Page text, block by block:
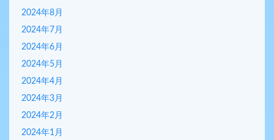
2024年8月
2024年7月
2024年6月
2024年5月
2024年4月
2024年3月
2024年2月
2024年1月